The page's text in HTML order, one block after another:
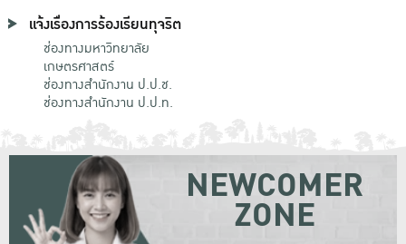
แจ้งเรื่องการร้องเรียนทุจริต
ช่องทางมหาวิทยาลัย
เกษตรศาสตร์
ช่องทางสำนักงาน ป.ป.ช.
ช่องทางสำนักงาน ป.ป.ท.
NEWCOMER
ZONE